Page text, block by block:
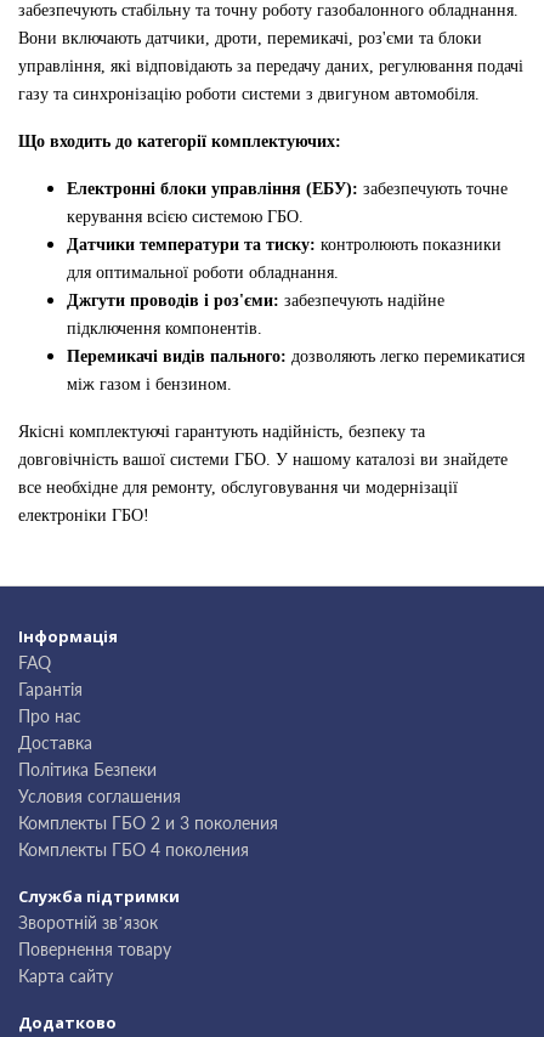
забезпечують стабільну та точну роботу газобалонного обладнання.
Вони включають датчики, дроти, перемикачі, роз'єми та блоки
управління, які відповідають за передачу даних, регулювання подачі
газу та синхронізацію роботи системи з двигуном автомобіля.
Що входить до категорії комплектуючих:
Електронні блоки управління (ЕБУ): забезпечують точне
керування всією системою ГБО.
Датчики температури та тиску: контролюють показники
для оптимальної роботи обладнання.
Джгути проводів і роз'єми: забезпечують надійне
підключення компонентів.
Перемикачі видів пального: дозволяють легко перемикатися
між газом і бензином.
Якісні комплектуючі гарантують надійність, безпеку та
довговічність вашої системи ГБО. У нашому каталозі ви знайдете
все необхідне для ремонту, обслуговування чи модернізації
електроніки ГБО!
Інформація
FAQ
Гарантія
Про нас
Доставка
Політика Безпеки
Условия соглашения
Комплекты ГБО 2 и 3 поколения
Комплекты ГБО 4 поколения
Служба підтримки
Зворотній зв’язок
Повернення товару
Карта сайту
Додатково